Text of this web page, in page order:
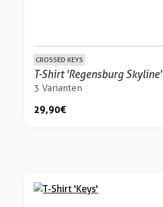
CROSSED KEYS
T-Shirt 'Regensburg Skyline'
3 Varianten
29,90 €